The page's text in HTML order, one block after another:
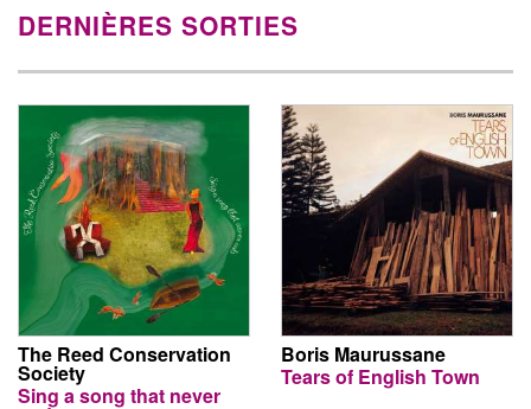
DERNIÈRES SORTIES
The Reed Conservation
Society
Sing a song that never
Boris Maurussane
Tears of English Town